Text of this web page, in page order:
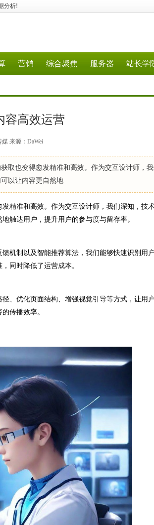
分析!
营销 综合聚焦 服务器 站长学
容高效运营
来源：DaWei
也变得愈发精准和高效。作为交互设计师，
以让内容更自然地
精准和高效。作为交互设计师，我们深知，技
触达用户，提升用户的参与度与留存率。
机制以及智能推荐算法，我们能够快速识别用
同时降低了运营成本。
、优化页面结构、增强视觉引导等方式，让用
传播效率。